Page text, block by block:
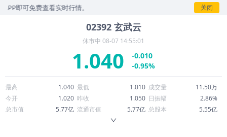
可免费查看实时行情。 关闭
02392 玄武云
休市中 08-07 14:55:01
1.040
-0.010
-0.95%
最高 1.040 最低 1.010 成交量
11.50万
今开
1.020 昨收 1.050 日振幅
2.86%
总市值
5.77亿 流通市值 5.77亿 总股本
5.55亿